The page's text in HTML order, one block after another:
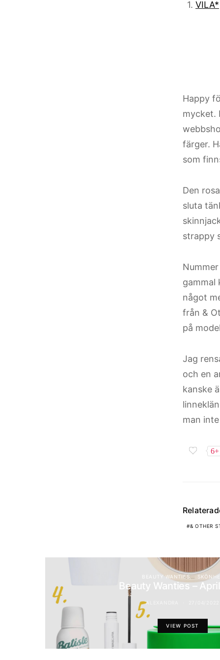
1. VILA*
Happy
mycket.
färger.
som
Den
sluta
strappy
gammal
något
från &
på
Jag
och en
kanske
man
6+
& OTHER
BEAUTY WANTIES
Beauty Wanties –
ALEXANDRA
VIEW POST